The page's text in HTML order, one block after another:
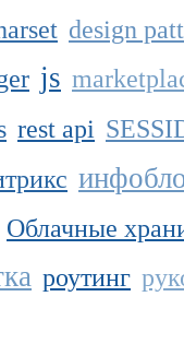
design
js
rest api
Облачные
роутинг